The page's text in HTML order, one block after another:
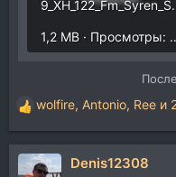
1,2 MB ·
Р
е
а
к
wolfire, Antonio, Ree и
Denis12308